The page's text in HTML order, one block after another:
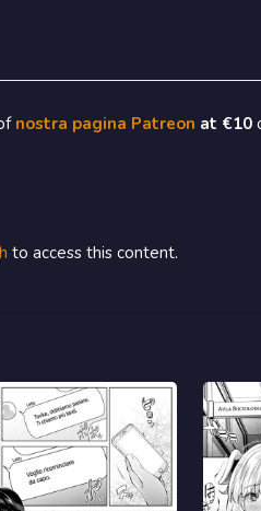
nostra pagina Patreon at €10
to access this content.